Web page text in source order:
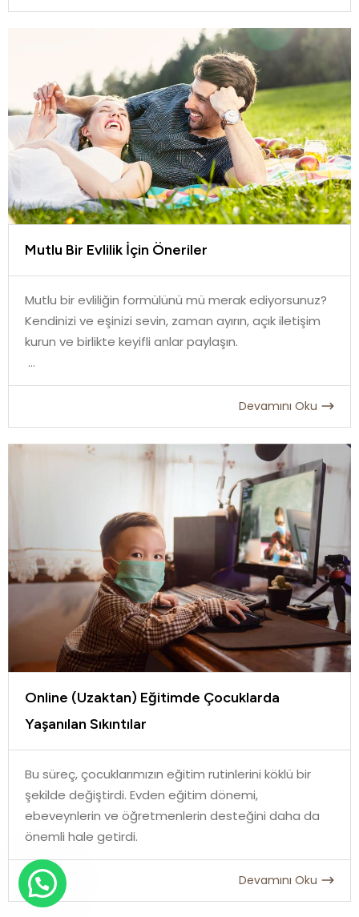
Mutlu Bir Evlilik İçin Öneriler
Mutlu bir evliliğin formülünü mü merak ediyorsunuz?
Kendinizi ve eşinizi sevin, zaman ayırın, açık iletişim
kurun ve birlikte keyifli anlar paylaşın.
Devamını Oku
Online (Uzaktan) Eğitimde Çocuklarda
Yaşanılan Sıkıntılar
Bu süreç, çocuklarımızın eğitim rutinlerini köklü bir
şekilde değiştirdi. Evden eğitim dönemi,
ebeveynlerin ve öğretmenlerin desteğini daha da
önemli hale getirdi.
Devamını Oku